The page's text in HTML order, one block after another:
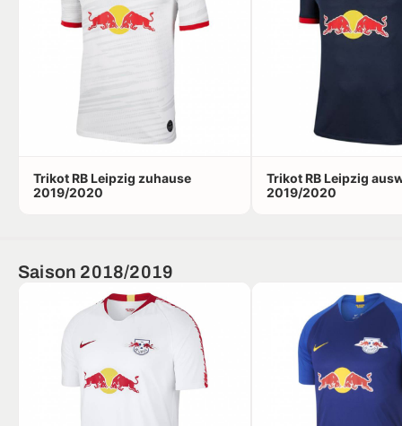
Trikot RB Leipzig zuhause
2019/2020
Trikot RB Leipzig
2019/2020
Saison 2018/2019